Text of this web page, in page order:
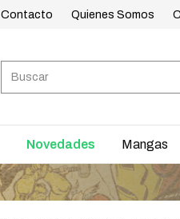
Contacto Quienes Somos
Novedades Mangas